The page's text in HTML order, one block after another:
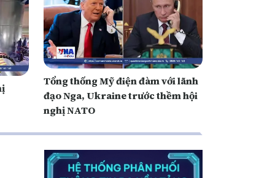
Tổng thống Mỹ điện đàm với lãnh
đạo Nga, Ukraine trước thềm hội
nghị NATO